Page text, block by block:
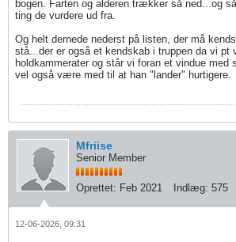
bogen. Farten og alderen trækker så ned...og
ting de vurdere ud fra.
Og helt dernede nederst på listen, der må
stå...der er også et kendskab i truppen da vi pt
holdkammerater og står vi foran et vindue med
vel også være med til at han "lander" hurtigere.
Mfriise
Senior Member
Oprettet: Feb 2021 Indlæg: 575
12-06-2026, 09:31